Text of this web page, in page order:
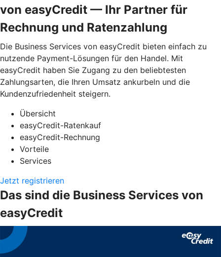
von easyCredit — Ihr Partner für
Rechnung und Ratenzahlung
Die Business Services von easyCredit bieten einfach zu
nutzende Payment-Lösungen für den Handel. Mit
easyCredit haben Sie Zugang zu den beliebtesten
Zahlungsarten, die Ihren Umsatz ankurbeln und die
Kundenzufriedenheit steigern.
Übersicht
easyCredit-Ratenkauf
easyCredit-Rechnung
Vorteile
Services
Jetzt registrieren
Das sind die Business Services von
easyCredit